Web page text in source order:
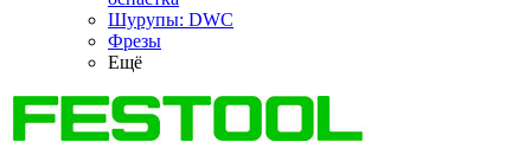
Шурупы: DWC
Фрезы
Ещё